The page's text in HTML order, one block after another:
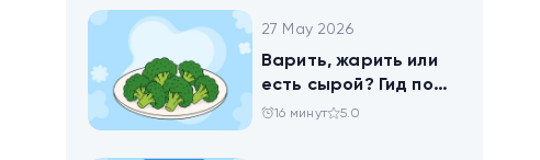
27 May 2026
Варить, жарить или
есть сырой? Гид по
брокколи
16 минут 5.0